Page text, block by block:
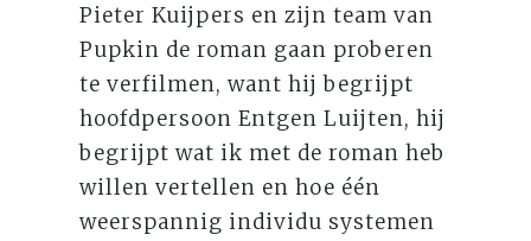
Pieter Kuijpers en zijn team van
Pupkin de roman gaan proberen
te verfilmen, want hij begrijpt
hoofdpersoon Entgen Luijten, hij
begrijpt wat ik met de roman heb
willen vertellen en hoe één
weerspannig individu systemen